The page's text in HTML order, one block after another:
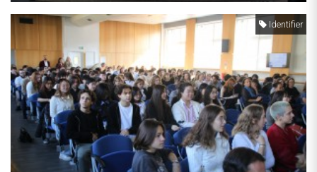
Identifier